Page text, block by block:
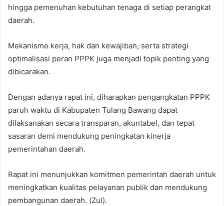
hingga pemenuhan kebutuhan tenaga di setiap perangkat
daerah.
Mekanisme kerja, hak dan kewajiban, serta strategi
optimalisasi peran PPPK juga menjadi topik penting yang
dibicarakan.
Dengan adanya rapat ini, diharapkan pengangkatan PPPK
paruh waktu di Kabupaten Tulang Bawang dapat
dilaksanakan secara transparan, akuntabel, dan tepat
sasaran demi mendukung peningkatan kinerja
pemerintahan daerah.
Rapat ini menunjukkan komitmen pemerintah daerah untuk
meningkatkan kualitas pelayanan publik dan mendukung
pembangunan daerah. (Zul).